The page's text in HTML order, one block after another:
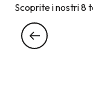
Scoprite i nostri 8
La